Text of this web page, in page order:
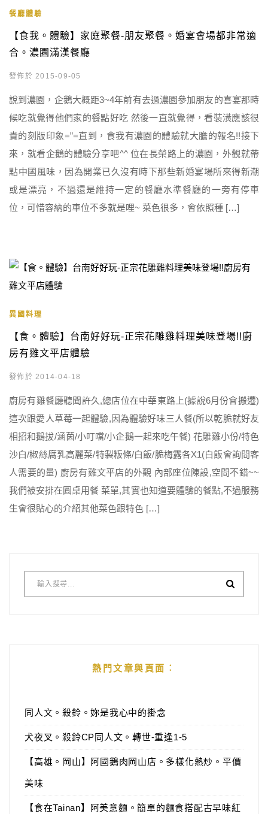
餐廳體驗
【食我。體驗】家庭聚餐-朋友聚餐。婚宴會場都非常適
合。濃園滿漢餐廳
發佈於 2015-09-05
說到濃園，企鵝大概距3~4年前有去過濃園參加朋友的喜宴那時
候吃就覺得他們家的餐點好吃 然後一直就覺得，看裝潢應該很
貴的刻版印象=”=直到，食我有濃園的體驗就大膽的報名!!接下
來，就看企鵝的體驗分享吧^^ 位在長榮路上的濃園，外觀就帶
點中國風味，因為開業已久沒有時下那些新婚宴場所來得新潮
或是漂亮，不過還是維持一定的餐廳水準餐廳的一旁有停車
位，可惜容納的車位不多就是哩~ 菜色很多，會依照種 […]
異國料理
【食。體驗】台南好好玩-正宗花雕雞料理美味登場!!廚
房有雞文平店體驗
發佈於 2014-04-18
廚房有雞餐廳聽聞許久,總店位在中華東路上(據說6月份會搬遷)
這次跟愛人草莓一起體驗,因為體驗好味三人餐(所以乾脆就好友
相招和鵝拔/涵茵/小叮噹/小企鵝一起來吃午餐) 花雕雞小份/特色
沙白/椒絲腐乳高麗菜/特製粄條/白飯/脆梅露各X1(白飯會詢問客
人需要的量) 廚房有雞文平店的外觀 內部座位陳設,空間不錯~~
我們被安排在圓桌用餐 菜單,其實也知道要體驗的餐點,不過服務
生會很貼心的介紹其他菜色跟特色 […]
熱門文章與頁面︰
同人文。殺鈴。妳是我心中的掛念
犬夜叉。殺鈴CP同人文。轉世-重逢1-5
【高雄。岡山】阿國鵝肉岡山店。多樣化熱炒。平價
美味
【食在Tainan】阿美意麵。簡單的麵食搭配古早味紅